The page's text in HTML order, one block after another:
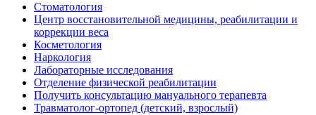
Стоматология
Центр восстановительной медицины, реабилитации и
коррекции веса
Косметология
Наркология
Лабораторные исследования
Отделение физической реабилитации
Получить консультацию мануального терапевта
Травматолог-ортопед (детский, взрослый)